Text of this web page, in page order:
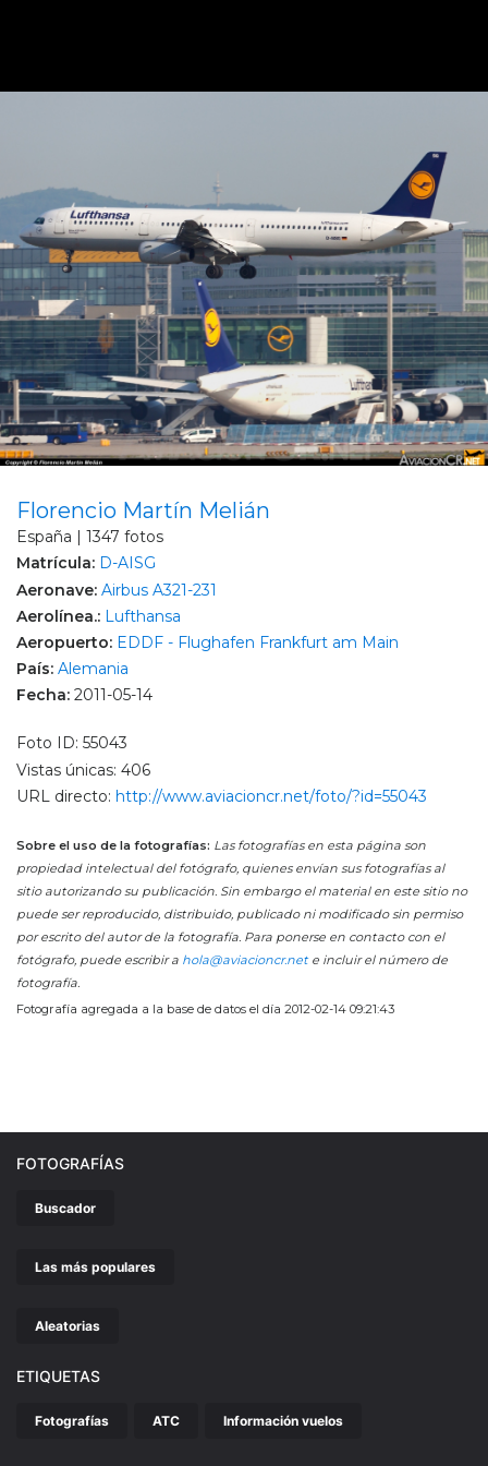
Florencio Martín Melián
España | 1347 fotos
Matrícula: D-AISG
Aeronave: Airbus A321-231
Aerolínea.: Lufthansa
Aeropuerto: EDDF - Flughafen Frankfurt am Main
País: Alemania
Fecha: 2011-05-14
Foto ID: 55043
Vistas únicas: 406
URL directo: http://www.aviacioncr.net/foto/?id=55043
Sobre el uso de la fotografías: Las fotografías en esta página son
propiedad intelectual del fotógrafo, quienes envían sus fotografías al
sitio autorizando su publicación. Sin embargo el material en este sitio no
puede ser reproducido, distribuido, publicado ni modificado sin permiso
por escrito del autor de la fotografía. Para ponerse en contacto con el
fotógrafo, puede escribir a hola@aviacioncr.nete incluir el número de
fotografía.
Fotografía agregada a la base de datos el día 2012-02-14 09:21:43
FOTOGRAFÍAS
Buscador
Las más populares
Aleatorias
ETIQUETAS
Fotografías ATC Información vuelos